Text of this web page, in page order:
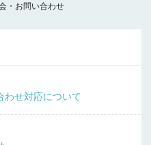
・お問い合わせ
わせ対応について